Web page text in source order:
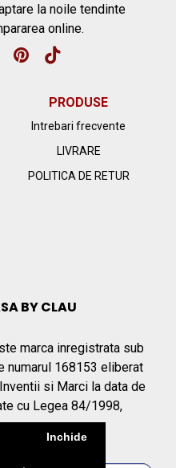
Inchide
la noile tendinte
online.
PRODUSE
Intrebari frecvente
LIVRARE
POLITICA DE RETUR
BY CLAU
marca inregistrata sub
numarul 168153 eliberat
si Marci la data de
cu Legea 84/1998,